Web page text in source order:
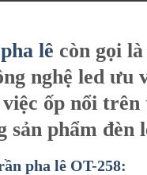
lê còn gọi
nghệ led
ốp nổi
sản phẩm đèn
pha lê OT-258: